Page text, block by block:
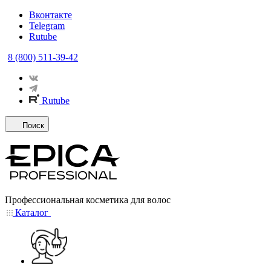
Вконтакте
Telegram
Rutube
8 (800) 511-39-42
Rutube
Поиск
Профессиональная косметика для волос
Каталог